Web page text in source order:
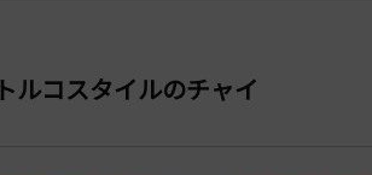
ルコスタイルのチャイ